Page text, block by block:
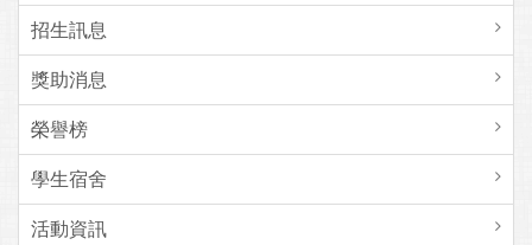
招生訊息
獎助消息
榮譽榜
學生宿舍
活動資訊